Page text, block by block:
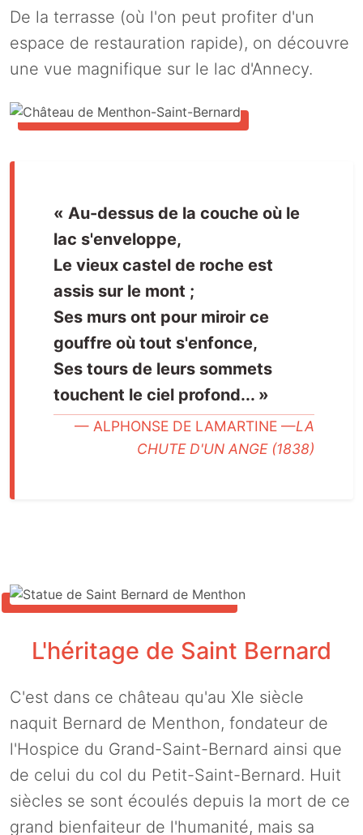
De la terrasse (où l'on peut profiter d'un
espace de restauration rapide), on découvre
une vue magnifique sur le lac d'Annecy.
« Au-dessus de la couche où le
lac s'enveloppe,
Le vieux castel de roche est
assis sur le mont ;
Ses murs ont pour miroir ce
gouffre où tout s'enfonce,
Ses tours de leurs sommets
touchent le ciel profond... »
ALPHONSE DE LAMARTINE —LA
CHUTE D'UN ANGE (1838)
L'héritage de Saint Bernard
C'est dans ce château qu'au XIe siècle
naquit Bernard de Menthon, fondateur de
l'Hospice du Grand-Saint-Bernard ainsi que
de celui du col du Petit-Saint-Bernard. Huit
siècles se sont écoulés depuis la mort de ce
grand bienfaiteur de l'humanité, mais sa